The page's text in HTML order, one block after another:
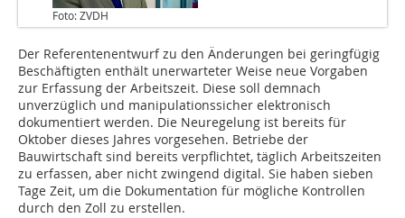
Foto: ZVDH
Der Referentenentwurf zu den Änderungen bei geringfügig
Beschäftigten enthält unerwarteter Weise neue Vorgaben
zur Erfassung der Arbeitszeit. Diese soll demnach
unverzüglich und manipulationssicher elektronisch
dokumentiert werden. Die Neuregelung ist bereits für
Oktober dieses Jahres vorgesehen. Betriebe der
Bauwirtschaft sind bereits verpflichtet, täglich Arbeitszeiten
zu erfassen, aber nicht zwingend digital. Sie haben sieben
Tage Zeit, um die Dokumentation für mögliche Kontrollen
durch den Zoll zu erstellen.